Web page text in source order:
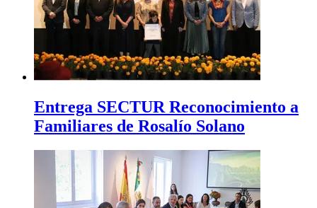
Entrega SECTUR Reconocimiento a
Familiares de Rosalío Solano